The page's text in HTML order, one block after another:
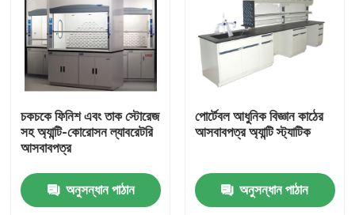
চকচকে ফিনিশ এবং তাক স্টোরেজ
সহ অ্যান্টি-কোরোসন ল্যাবরেটরি
আসবাবপত্র
অনুসন্ধান পাঠান
পোর্টেবল আধুনিক বিজ্ঞান কাঠের
আসবাবপত্র অ্যান্টি স্ট্যাটিক
অনুসন্ধান পাঠান